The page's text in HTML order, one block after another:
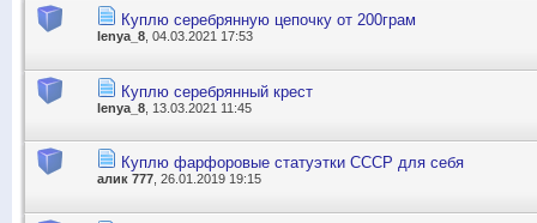
Куплю серебрянную цепочку от 200грам
lenya_8, 04.03.2021 17:53
Куплю серебрянный крест
lenya_8 , 13.03.2021 11:45
Куплю фарфоровые статуэтки СССР для себя
алик 777 , 26.01.2019 19:15